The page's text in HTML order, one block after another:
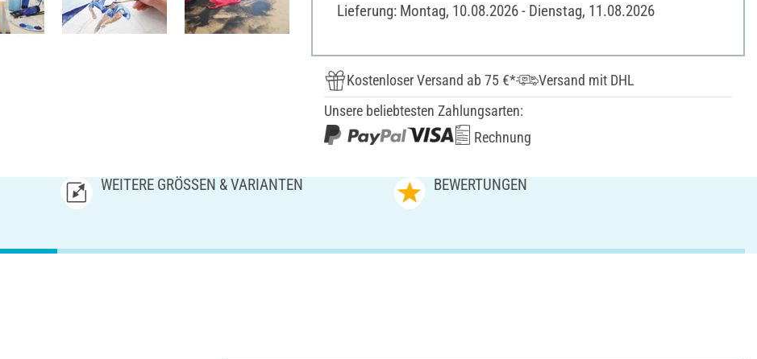
Lieferung: Montag, 10.08.2026 - Dienstag, 11.08.2026
Kostenloser Versand ab 75 €*
Versand mit DHL
Unsere beliebtesten Zahlungsarten:
Rechnung
WEITERE GRÖSSEN & VARIANTEN BEWERTUNGEN